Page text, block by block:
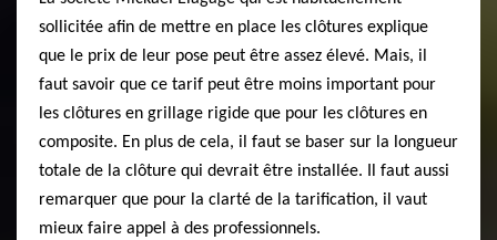
sollicitée afin de mettre en place les clôtures explique
que le prix de leur pose peut être assez élevé. Mais, il
faut savoir que ce tarif peut être moins important pour
les clôtures en grillage rigide que pour les clôtures en
composite. En plus de cela, il faut se baser sur la longueur
totale de la clôture qui devrait être installée. Il faut aussi
remarquer que pour la clarté de la tarification, il vaut
mieux faire appel à des professionnels.